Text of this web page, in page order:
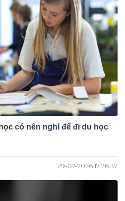
có nên nghỉ để đi du học
29-07-2026 17:26:37